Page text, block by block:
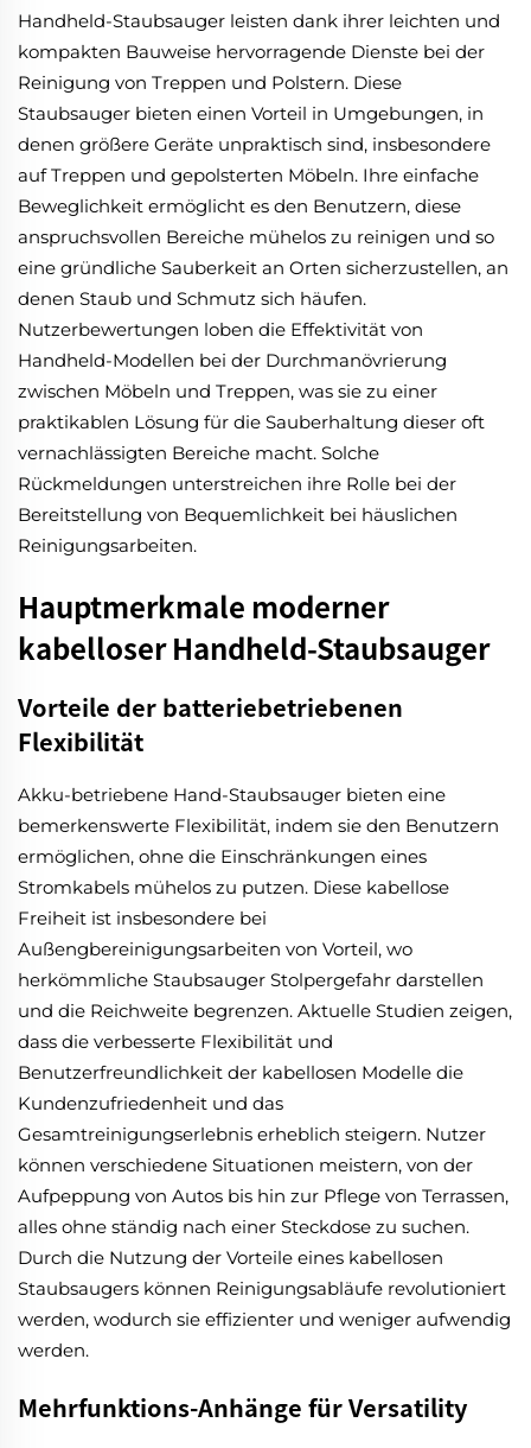
Handheld-Staubsauger leisten dank ihrer leichten und
kompakten Bauweise hervorragende Dienste bei der
Reinigung von Treppen und Polstern. Diese
Staubsauger bieten einen Vorteil in Umgebungen, in
denen größere Geräte unpraktisch sind, insbesondere
auf Treppen und gepolsterten Möbeln. Ihre einfache
Beweglichkeit ermöglicht es den Benutzern, diese
anspruchsvollen Bereiche mühelos zu reinigen und so
eine gründliche Sauberkeit an Orten sicherzustellen, an
denen Staub und Schmutz sich häufen.
Nutzerbewertungen loben die Effektivität von
Handheld-Modellen bei der Durchmanövrierung
zwischen Möbeln und Treppen, was sie zu einer
praktikablen Lösung für die Sauberhaltung dieser oft
vernachlässigten Bereiche macht. Solche
Rückmeldungen unterstreichen ihre Rolle bei der
Bereitstellung von Bequemlichkeit bei häuslichen
Reinigungsarbeiten.
Hauptmerkmale moderner
kabelloser Handheld-Staubsauger
Vorteile der batteriebetriebenen
Flexibilität
Akku-betriebene Hand-Staubsauger bieten eine
bemerkenswerte Flexibilität, indem sie den Benutzern
ermöglichen, ohne die Einschränkungen eines
Stromkabels mühelos zu putzen. Diese kabellose
Freiheit ist insbesondere bei
Außengbereinigungsarbeiten von Vorteil, wo
herkömmliche Staubsauger Stolpergefahr darstellen
und die Reichweite begrenzen. Aktuelle Studien zeigen,
dass die verbesserte Flexibilität und
Benutzerfreundlichkeit der kabellosen Modelle die
Kundenzufriedenheit und das
Gesamtreinigungserlebnis erheblich steigern. Nutzer
können verschiedene Situationen meistern, von der
Aufpeppung von Autos bis hin zur Pflege von Terrassen,
alles ohne ständig nach einer Steckdose zu suchen.
Durch die Nutzung der Vorteile eines kabellosen
Staubsaugers können Reinigungsabläufe revolutioniert
werden, wodurch sie effizienter und weniger aufwendig
werden.
Mehrfunktions-Anhänge für Versatility